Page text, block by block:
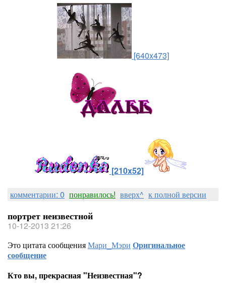
[640x473]
[210x52]
комментарии: 0 понравилось! вверх^ к полной версии
портрет неизвестной
10-12-2013 21:26
Это цитата сообщенияМари_Мэри Оригинальное
сообщение
Кто вы, прекрасная "Неизвестная"?